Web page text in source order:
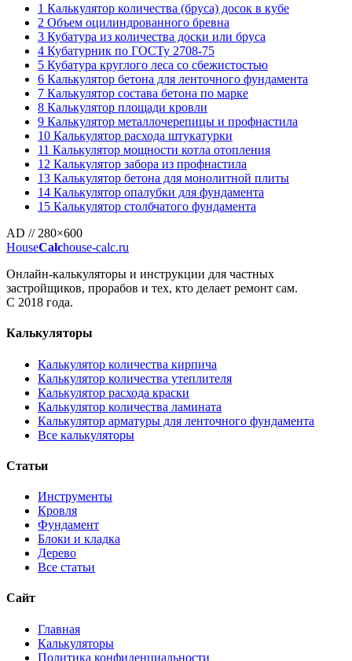
1 Калькулятор количества (бруса) досок в кубе
2 Объем оцилиндрованного бревна
3 Кубатура из количества доски или бруса
4 Кубатурник по ГОСТу 2708-75
5 Кубатура круглого леса со сбежистостью
6 Калькулятор бетона для ленточного фундамента
7 Калькулятор состава бетона по марке
8 Калькулятор площади кровли
9 Калькулятор металлочерепицы и профнастила
10 Калькулятор расхода штукатурки
11 Калькулятор мощности котла отопления
12 Калькулятор забора из профнастила
13 Калькулятор бетона для монолитной плиты
14 Калькулятор опалубки для фундамента
15 Калькулятор столбчатого фундамента
AD // 280×600
HouseCalchouse-calc.ru
Онлайн-калькуляторы и инструкции для частных
застройщиков, прорабов и тех, кто делает ремонт сам.
С 2018 года.
Калькуляторы
Калькулятор количества кирпича
Калькулятор количества утеплителя
Калькулятор расхода краски
Калькулятор количества ламината
Калькулятор арматуры для ленточного фундамента
Все калькуляторы
Статьи
Инструменты
Кровля
Фундамент
Блоки и кладка
Дерево
Все статьи
Сайт
Главная
Калькуляторы
Политика конфиденциальности